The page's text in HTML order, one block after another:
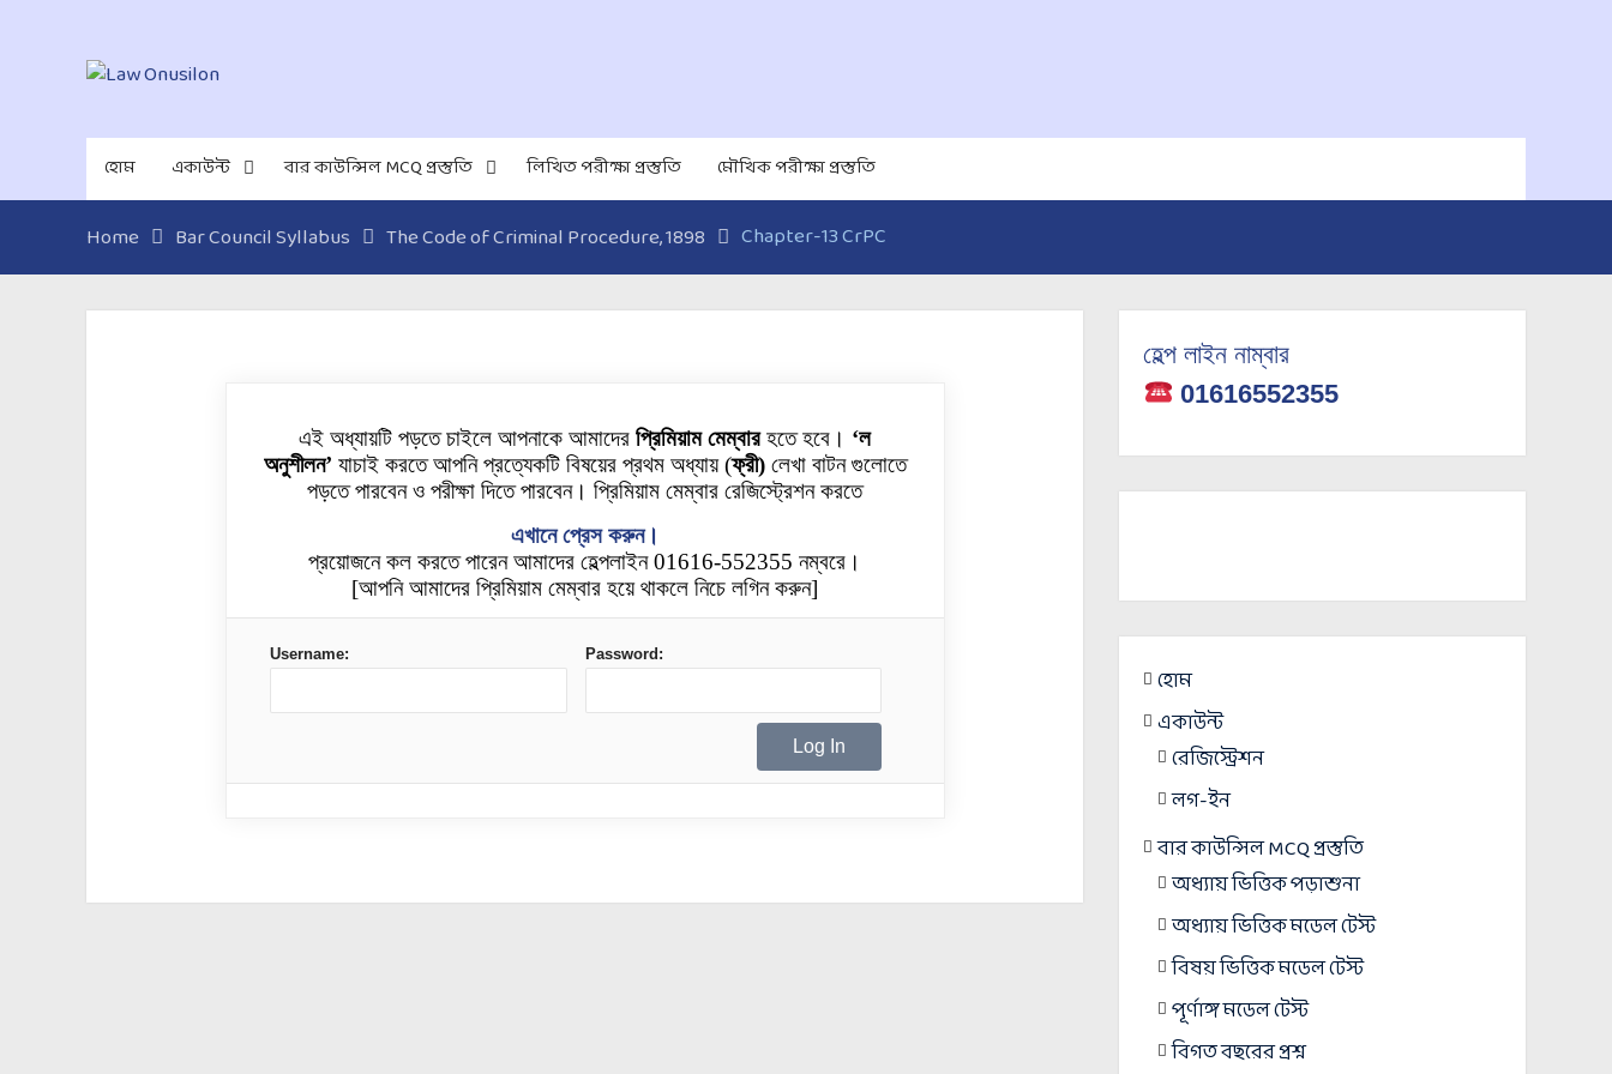
হোম একাউন্ট বার কাউন্সিল MCQ প্রস্তুতি লিখিত পরীক্ষা প্রস্তুতি মৌখিক পরীক্ষা প্রস্তুতি
Home Bar Council Syllabus The Code of Criminal Procedure, 1898 Chapter-13 CrPC
এই অধ্যায়টি পড়তে চাইলে আপনাকে আমাদের প্রিমিয়াম মেম্বারহতে হবে। ‘ল
অনুশীলন’ যাচাই করতে আপনি প্রত্যেকটি বিষয়ের প্রথম অধ্যায়(ফ্রী)লেখা বাটন গুলোতে
পড়তে পারবেন ও পরীক্ষা দিতে পারবেন। প্রিমিয়াম মেম্বার রেজিস্ট্রেশন করতে
এখানে প্রেস করুন।
প্রয়োজনে কল করতে পারেন আমাদের হেল্পলাইন 01616-552355 নম্বরে।
[আপনি আমাদের প্রিমিয়াম মেম্বার হয়ে থাকলে নিচে লগিন করুন]
Username: Password:
হেল্প লাইন নাম্বার
01616552355
হোম
একাউন্ট
রেজিস্ট্রেশন
লগ-ইন
বার কাউন্সিল MCQ প্রস্তুতি
অধ্যায় ভিত্তিক পড়াশুনা
অধ্যায় ভিত্তিক মডেল টেস্ট
বিষয় ভিত্তিক মডেল টেস্ট
পূর্ণাঙ্গ মডেল টেস্ট
বিগত বছরের প্রশ্ন